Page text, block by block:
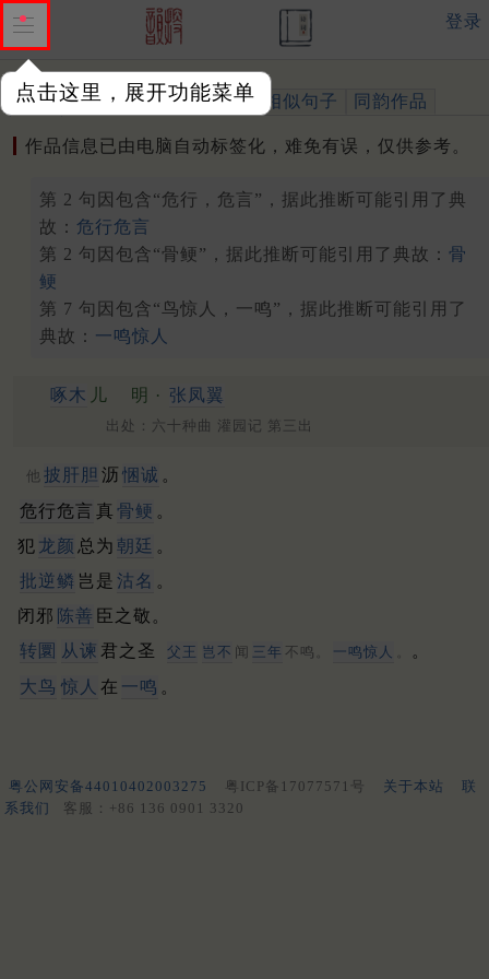
点击这里，展开功能菜单
登录
作品 标注四声 出处、引用 相似句子 同韵作品
作品信息已由电脑自动标签化，难免有误，仅供参考。
第 2 句因包含“危行，危言”，据此推断可能引用了典
故： 危行危言
第 2 句因包含“骨鲠”，据此推断可能引用了典故： 骨
鲠
第 7 句因包含“鸟惊人，一鸣”，据此推断可能引用了
典故： 一鸣惊人
啄木 儿 明 · 张凤翼
出处：六十种曲 灌园记 第三出
他 披肝胆 沥 悃诚 。
危行危言 真 骨鲠 。
犯 龙颜 总为 朝廷 。
批逆鳞 岂是 沽名 。
闭邪 陈善 臣之敬。
转圜 从谏 君之圣 父王 岂不 闻 三年 不鸣。 一鸣惊人
。
大鸟 惊人 在 一鸣 。
粤公网安备44010402003275 粤ICP备17077571号 关于本站
联
系我们
客服：+86 136 0901 3320